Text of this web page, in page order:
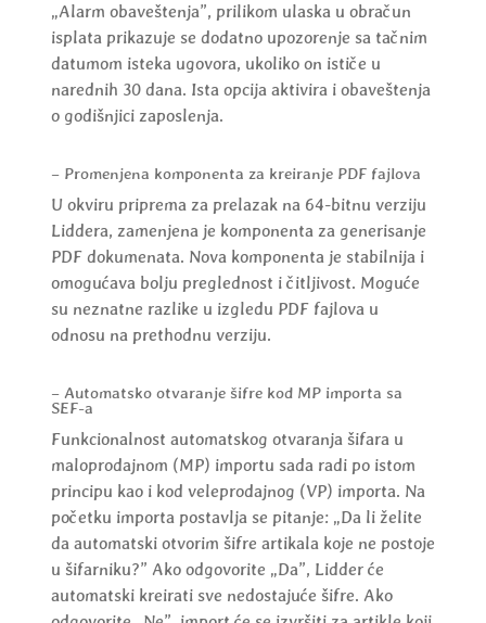
„Alarm obaveštenja”, prilikom ulaska u obračun
isplata prikazuje se dodatno upozorenje sa tačnim
datumom isteka ugovora, ukoliko on ističe u
narednih 30 dana. Ista opcija aktivira i obaveštenja
o godišnjici zaposlenja.
– Promenjena komponenta za kreiranje PDF fajlova
U okviru priprema za prelazak na 64-bitnu verziju
Liddera, zamenjena je komponenta za generisanje
PDF dokumenata. Nova komponenta je stabilnija i
omogućava bolju preglednost i čitljivost. Moguće
su neznatne razlike u izgledu PDF fajlova u
odnosu na prethodnu verziju.
– Automatsko otvaranje šifre kod MP importa sa
SEF-a
Funkcionalnost automatskog otvaranja šifara u
maloprodajnom (MP) importu sada radi po istom
principu kao i kod veleprodajnog (VP) importa. Na
početku importa postavlja se pitanje: „Da li želite
da automatski otvorim šifre artikala koje ne postoje
u šifarniku?” Ako odgovorite „Da”, Lidder će
automatski kreirati sve nedostajuće šifre. Ako